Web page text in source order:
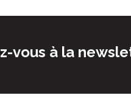
vous à la